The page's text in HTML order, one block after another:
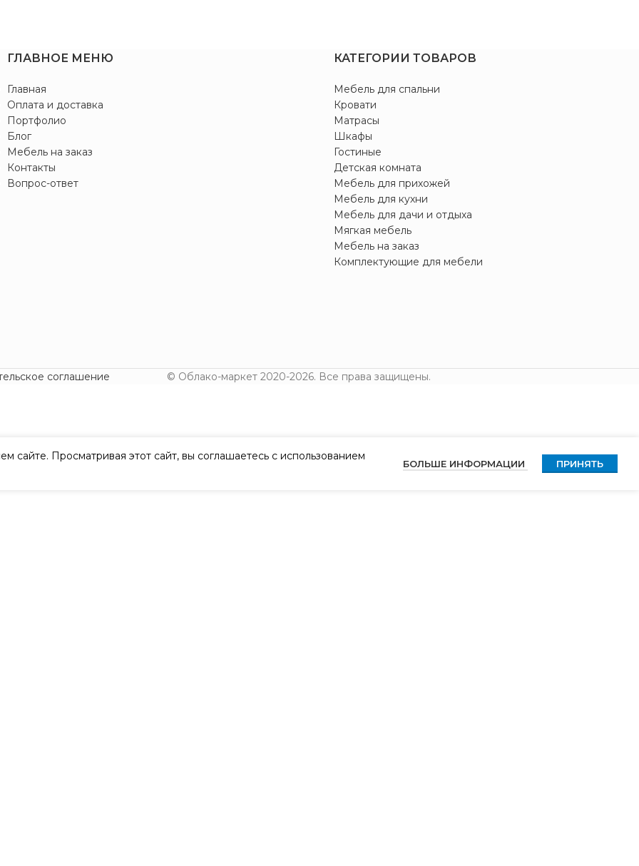
ГЛАВНОЕ МЕНЮ
Главная
Оплата и доставка
Портфолио
Блог
Мебель на заказ
Контакты
Вопрос-ответ
КАТЕГОРИИ ТОВАРОВ
Мебель для спальни
Кровати
Матрасы
Шкафы
Гостиные
Детская комната
Мебель для прихожей
Мебель для кухни
Мебель для дачи и отдыха
Мягкая мебель
Мебель на заказ
Комплектующие для мебели
соглашение © Облако-маркет 2020-2026. Все права защищены.
Просматривая этот сайт, вы соглашаетесь с использованием
БОЛЬШЕ ИНФОРМАЦИИ ПРИНЯТЬ